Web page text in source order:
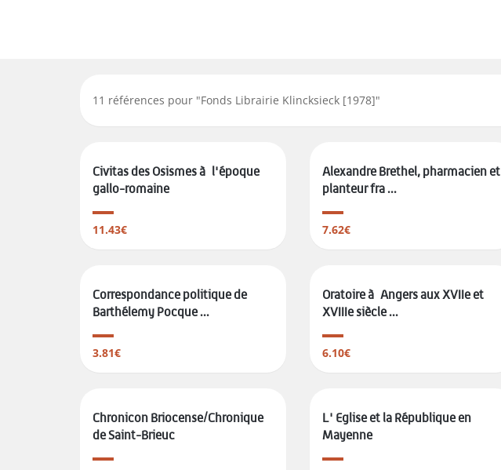
11 références pour "Fonds Librairie Klincksieck [1978]"
Civitas des Osismes à l'époque
gallo-romaine
11.43€
Alexandre Brethel, pharmacien et
planteur fra ...
7.62€
Correspondance politique de
Barthélemy Pocque ...
3.81€
Oratoire à Angers aux XVIIe et
XVIIIe siècle ...
6.10€
Chronicon Briocense/Chronique
de Saint-Brieuc
L' Eglise et la République en
Mayenne